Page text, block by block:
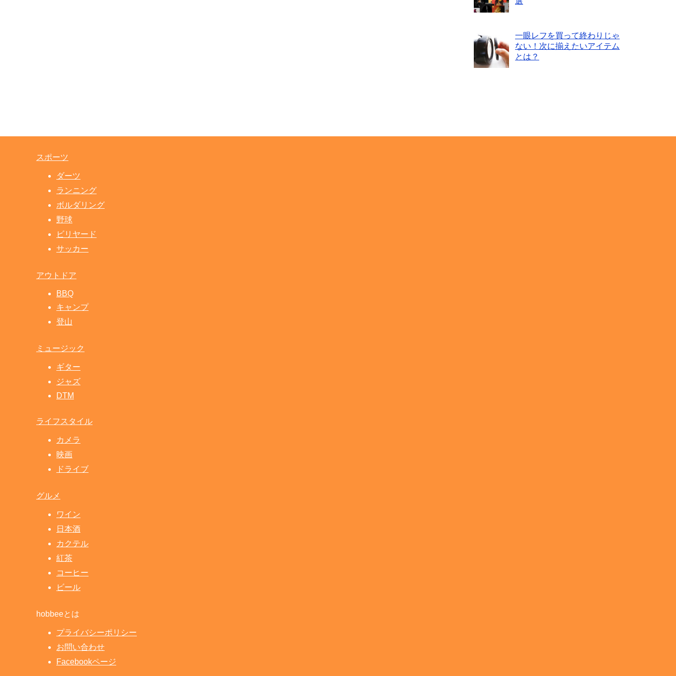
一眼レフを買って終わりじゃ
ない！次に揃えたいアイテム
とは？
スポーツ
ダーツ
ランニング
ボルダリング
野球
ビリヤード
サッカー
アウトドア
BBQ
キャンプ
登山
ミュージック
ギター
ジャズ
DTM
ライフスタイル
カメラ
映画
ドライブ
グルメ
ワイン
日本酒
カクテル
紅茶
コーヒー
ビール
hobbeeとは
プライバシーポリシー
お問い合わせ
Facebookページ